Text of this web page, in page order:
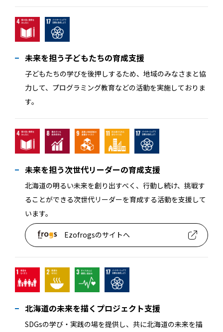
未来を担う子どもたちの育成支援
子どもたちの学びを後押しするため、地域のみなさまと協
力して、プログラミング教育などの活動を実施しておりま
す。
未来を担う次世代リーダーの育成支援
北海道の明るい未来を創り出すべく、行動し続け、挑戦す
ることができる次世代リーダーを育成する活動を支援して
います。
Ezofrogsのサイトへ
北海道の未来を描くプロジェクト支援
SDGsの学び・実践の場を提供し、共に北海道の未来を描